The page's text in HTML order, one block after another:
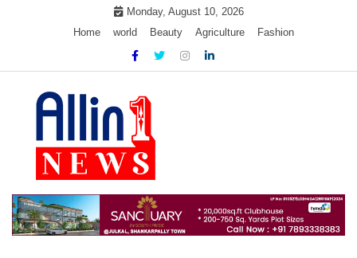
Monday, August 10, 2026
Home
world Beauty Agriculture Fashion
Allin1news